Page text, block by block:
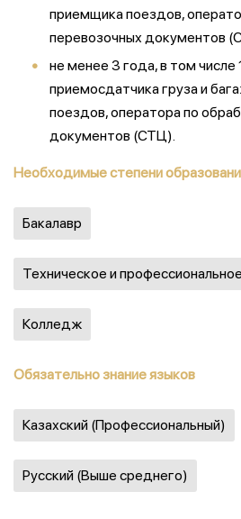
приемщика поездов,
перевозочных документов
не менее 3 года, в том
приемосдатчика груза и
поездов, оператора по
документов (СТЦ).
Необходимые степени
Бакалавр
Техническое и
Колледж
Обязательно знание языков
Казахский (Профессиональный)
Русский (Выше среднего)